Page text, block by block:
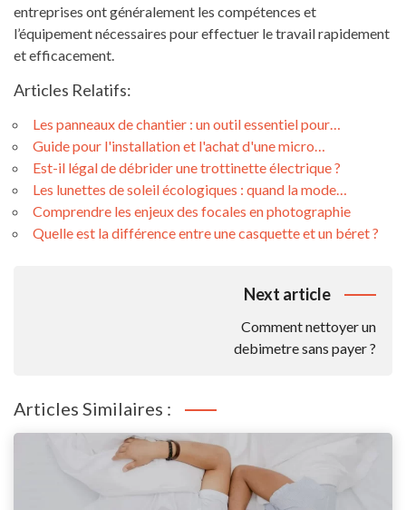
entreprises ont généralement les compétences et
l’équipement nécessaires pour effectuer le travail rapidement
et efficacement.
Articles Relatifs:
Les panneaux de chantier : un outil essentiel pour…
Guide pour l'installation et l'achat d'une micro…
Est-il légal de débrider une trottinette électrique ?
Les lunettes de soleil écologiques : quand la mode…
Comprendre les enjeux des focales en photographie
Quelle est la différence entre une casquette et un béret ?
Next article
Comment nettoyer un
debimetre sans payer ?
Articles Similaires :